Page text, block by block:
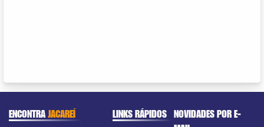
ENCONTRAJACAREÍ LINKS RÁPIDOS NOVIDADES POR E-